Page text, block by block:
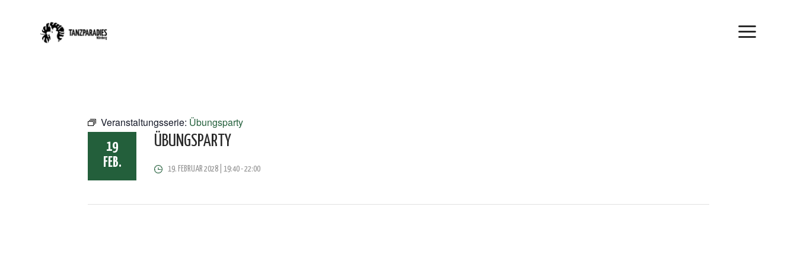
Veranstaltungsserie: Übungsparty
19
FEB.
ÜBUNGSPARTY
19. FEBRUAR 2028 | 19:40-22:00